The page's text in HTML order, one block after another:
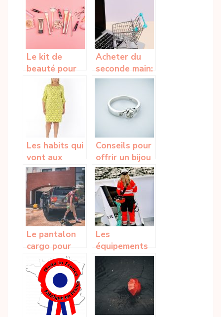
le bon choix ?
Le kit de
beauté pour
un voyage
Acheter du
seconde main:
la nouvelle
fashion
Les habits qui
vont aux
grandes
tailles
Conseils pour
offrir un bijou
à une femme
Le pantalon
cargo pour
homme : le
choix de la
coupe et des
poches
Les
équipements
de marque
Guy Cotten :
On en parle !